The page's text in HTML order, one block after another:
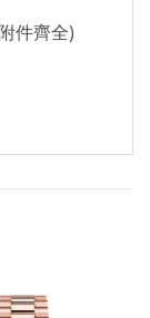
件齊全)